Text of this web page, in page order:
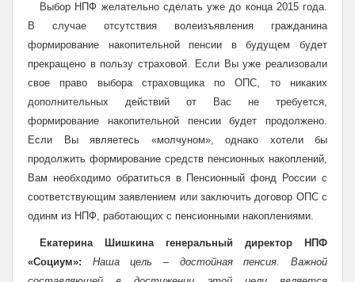
Выбор НПФ желательно сделать уже до конца 2015 года.
В случае отсутствия волеизъявления гражданина
формирование накопительной пенсии в будущем будет
прекращено в пользу страховой. Если Вы уже реализовали
свое право выбора страховщика по ОПС, то никаких
дополнительных действий от Вас не требуется,
формирование накопительной пенсии будет продолжено.
Если Вы являетесь «молчуном», однако хотели бы
продолжить формирование средств пенсионных накоплений,
Вам необходимо обратиться в Пенсионный фонд России с
соответствующим заявлением или заключить договор ОПС с
одинм из НПФ, работающих с пенсионными накоплениями.
Екатерина Шишкина генеральный директор НПФ
«Социум»:
Наша цель – достойная пенсия. Важной